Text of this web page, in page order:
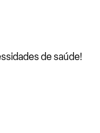
de saúde!